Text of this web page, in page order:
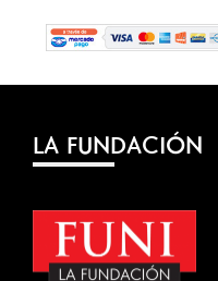
LA FUNDACIÓN